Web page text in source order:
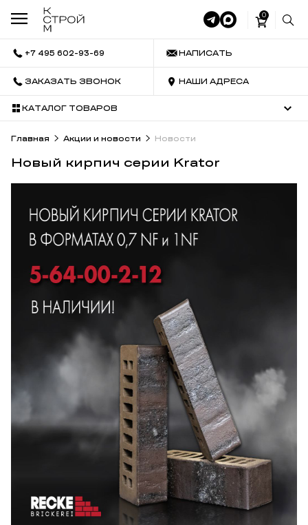
0
+7 495 602-93-69 НАПИСАТЬ
ЗАКАЗАТЬ ЗВОНОК НАШИ АДРЕСА
КАТАЛОГ ТОВАРОВ
Главная Акции и новости Новости
Новый кирпич серии Krator